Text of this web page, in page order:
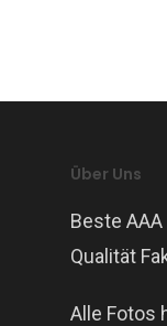
Über Uns
Beste
Qualität
Alle Fotos